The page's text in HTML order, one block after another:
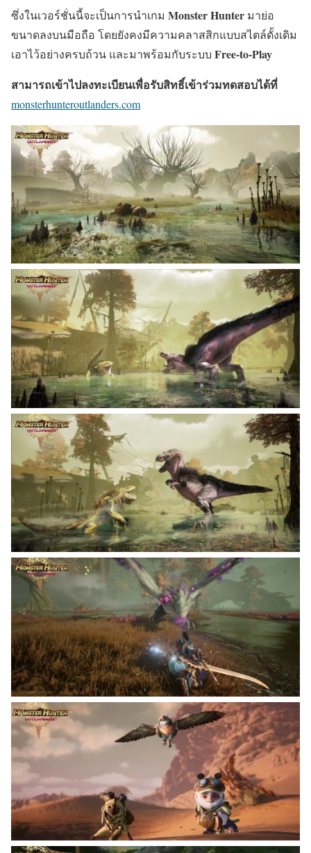
ซึ่งในเวอร์ชั่นนี้จะเป็นการนำเกม Monster Hunter มาย่อ
ขนาดลงบนมือถือ โดยยังคงมีความคลาสสิกแบบสไตล์ดั้งเดิม
เอาไว้อย่างครบถ้วน และมาพร้อมกับระบบ Free-to-Play
สามารถเข้าไปลงทะเบียนเพื่อรับสิทธิ์เข้าร่วมทดสอบได้ที่
monsterhunteroutlanders.com